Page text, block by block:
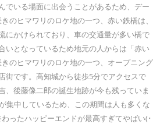
でいる場面に出会うことがあるため、デー
のヒマワリのロケ地の一つ、赤い鉄橋は、
にかけられており、車の交通量が多い橋で
いとなっているため地元の人からは「赤い
のヒマワリのロケ地の一つ、オープニング
街です。高知城から徒歩5分でアクセスで
、後藤像二郎の誕生地跡が今も残っていま
集中しているため、この期間は人も多くな
ったハッピーエンドが最高すぎてやばい(･